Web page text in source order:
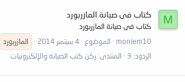
M كتاب فى صيانة المازربورد
كتاب فى صيانة المازربورد
moniem10
الموضوع 4 سبتمبر 2014 المازربورد
الردود: 3
المنتدى: ركن كتب الصيانة والإلكنرونيات